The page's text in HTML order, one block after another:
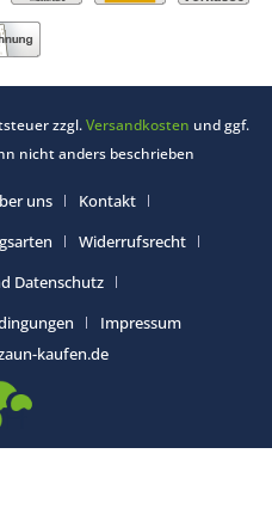
zzgl.Versandkosten und ggf.
nicht anders beschrieben
uns
Kontakt
Widerrufsrecht
Datenschutz
Impressum
kaufen.de